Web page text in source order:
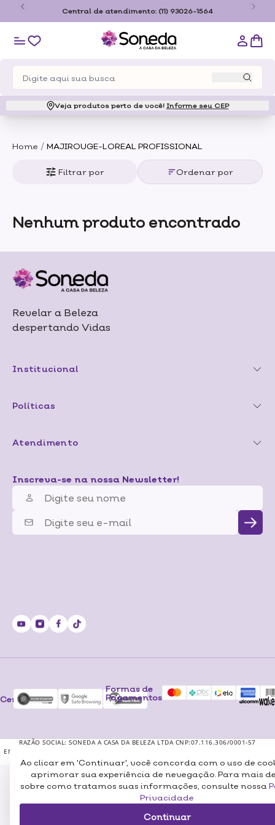
Central de atendimento: (11) 93026-1564
Veja produtos perto de você! Informe seu CEP
Ao clicar em 'Continuar', você concorda com o uso de
aprimorar sua experiência de nevegação. Para mais
sobre como tratamos suas informações, consulte nossa
Privacidade
Continuar
Home / MAJIROUGE-LOREAL PROFISSIONAL
Filtrar por Ordenar por
Nenhum produto encontrado
Revelar a Beleza
despertando Vidas
Institucional
Políticas
Atendimento
Inscreva-se na nossa Newsletter!
Certificados
Formas de
Pagamentos
RAZÃO SOCIAL: SONEDA A CASA DA BELEZA LTDA CNP:07.116.306/0001-57
ENDEREÇO: RUA PERO NETO, 89 – VILA DA SAÚDE – SÃO PAULO/SP – CEP 04053-000
© 2025 LOJA SONEDA – A CASA DA BELEZA. TODOS OS DIREITOS RESERVADOS.